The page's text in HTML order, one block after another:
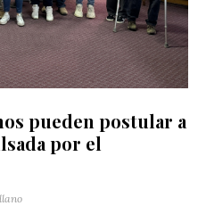
pueden postular a
por el